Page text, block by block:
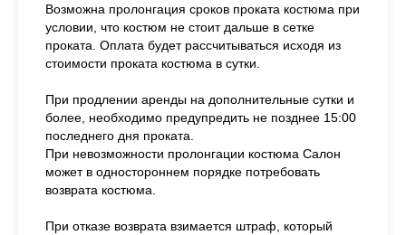
Возможна пролонгация сроков проката костюма при
условии, что костюм не стоит дальше в сетке
проката. Оплата будет рассчитываться исходя из
стоимости проката костюма в сутки.
При продлении аренды на дополнительные сутки и
более, необходимо предупредить не позднее 15:00
последнего дня проката.
При невозможности пролонгации костюма Салон
может в одностороннем порядке потребовать
возврата костюма.
При отказе возврата взимается штраф, который